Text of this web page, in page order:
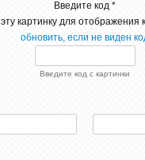
Введите код *
обновить, если не виден
Введите код с картинки